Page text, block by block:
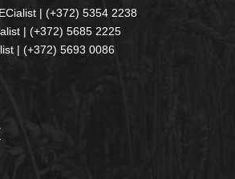
| (+372) 5354 2238
| (+372) 5685 2225
| (+372) 5693 0086